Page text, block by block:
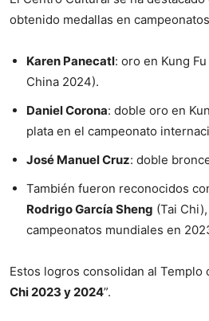
obtenido medallas en
Karen Panecatl: oro en Kung
China 2024).
Daniel Corona: doble oro en
plata en el campeonato
José Manuel Cruz: doble
También fueron reconocidos
Rodrigo García Sheng (Tai Chi),
campeonatos mundiales en
Estos logros consolidan al Templo
Chi 2023 y 2024”.